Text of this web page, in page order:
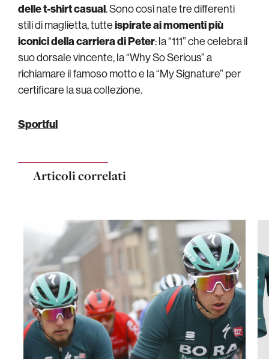
delle t-shirt casual. Sono così nate tre differenti
stili di maglietta, tutteispirate ai momenti più
iconici della carriera di Peter: la “111” che celebra il
suo dorsale vincente, la “Why So Serious” a
richiamare il famoso motto e la “My Signature” per
certificare la sua collezione.
Sportful
Articoli correlati